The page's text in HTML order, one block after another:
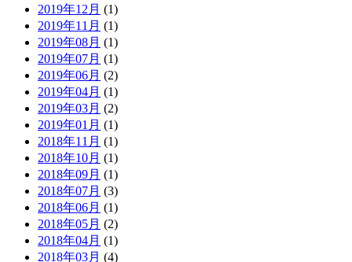
2019年12月 (1)
2019年11月 (1)
2019年08月 (1)
2019年07月 (1)
2019年06月 (2)
2019年04月 (1)
2019年03月 (2)
2019年01月 (1)
2018年11月 (1)
2018年10月 (1)
2018年09月 (1)
2018年07月 (3)
2018年06月 (1)
2018年05月 (2)
2018年04月 (1)
2018年03月 (4)